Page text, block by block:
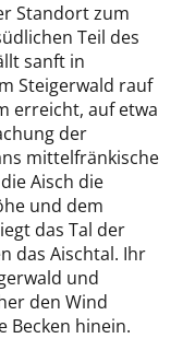
Standort zum
Teil des
sanft in
Steigerwald rauf
erreicht, auf etwa
der
mittelfränkische
Aisch die
und dem
das Tal der
das Aischtal. Ihr
und
den Wind
Becken hinein.